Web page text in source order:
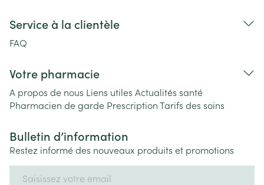
Service à la clientèle
FAQ
Votre pharmacie
A propos de nous Liens utiles Actualités santé
Pharmacien de garde PrescriptionTarifs des soins
Bulletin d’information
Restez informé des nouveaux produits et promotions